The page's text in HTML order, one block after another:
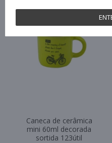
Caneca de cerâmica
mini 60ml decorada
sortida 123útil